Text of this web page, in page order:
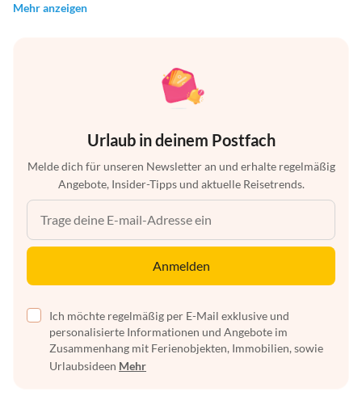
Mehr anzeigen
Urlaub in deinem Postfach
Melde dich für unseren Newsletter an und erhalte regelmäßig
Angebote, Insider-Tipps und aktuelle Reisetrends.
Anmelden
Ich möchte regelmäßig per E-Mail exklusive und
personalisierte Informationen und Angebote im
Zusammenhang mit Ferienobjekten, Immobilien, sowie
Urlaubsideen Mehr